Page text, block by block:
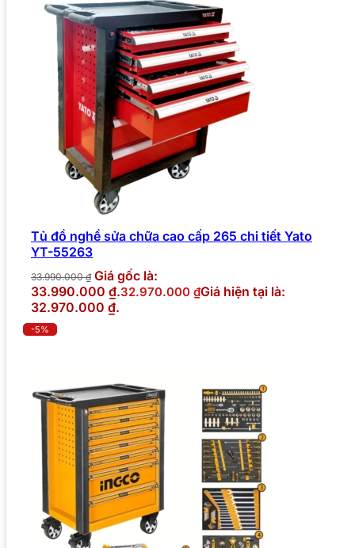
Tủ đồ nghề sửa chữa cao cấp 265 chi tiết Yato
YT-55263
33.990.000₫ Giá gốc là:
33.990.000 ₫.32.970.000 ₫Giá hiện tại là:
32.970.000 ₫.
-5%